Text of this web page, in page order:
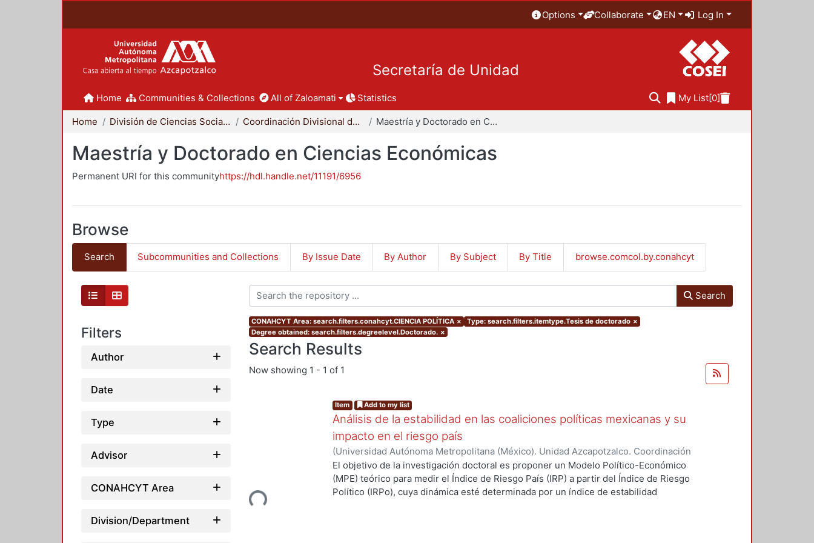
Options Collaborate EN Log In
Secretaría de Unidad
Home Communities & Collections All of Zaloamati Statistics My List[0]
Home División de Ciencias Sociales y Humanidades Coordinación Divisional de Posgrado Maestría y Doctorado en Ciencias Económicas
Maestría y Doctorado en Ciencias Económicas
Permanent URI for this communityhttps://hdl.handle.net/11191/6956
Browse
Search Subcommunities and Collections By Issue Date By Author By Subject By Title browse.comcol.by.conahcyt
Filters
Author
Date
Type
Advisor
CONAHCYT Area
Division/Department
Search
CONAHCYT Area: search.filters.conahcyt.CIENCIA POLÍTICA × Type: search.filters.itemtype.Tesis de doctorado ×
Degree obtained: search.filters.degreelevel.Doctorado. ×
Search Results
Now showing 1 - 1 of 1
Loading...
Item Add to my list
Análisis de la estabilidad en las coaliciones políticas mexicanas y su
impacto en el riesgo país
(Universidad Autónoma Metropolitana (México). Unidad Azcapotzalco. Coordinación
de Servicios de Información., 2019-01) Larios Ferrer, Jose Leonel
El objetivo de la investigación doctoral es proponer un Modelo Político-Económico
(MPE) teórico para medir el Índice de Riesgo País (IRP) a partir del Índice de Riesgo
Político (IRPo), cuya dinámica esté determinada por un índice de estabilidad